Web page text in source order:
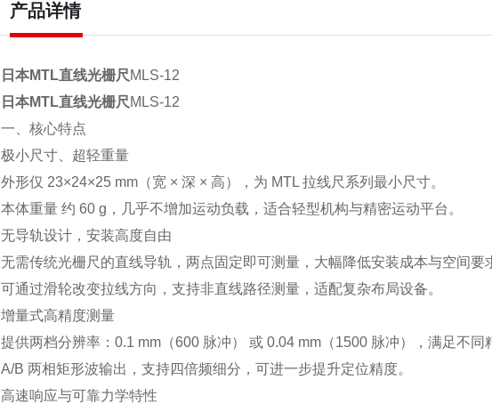
产品详情
日本MTL直线光栅尺 MLS-12
日本MTL直线光栅尺 MLS-12
一、核心特点
极小尺寸、超轻重量
外形仅 23×24×25 mm（宽 × 深 × 高），为 MTL 拉线尺系列最小尺寸。
本体重量 约 60 g，几乎不增加运动负载，适合轻型机构与精密运动平台。
无导轨设计，安装高度自由
无需传统光栅尺的直线导轨，两点固定即可测量，大幅降低安装成本与空间要
可通过滑轮改变拉线方向，支持非直线路径测量，适配复杂布局设备。
增量式高精度测量
提供两档分辨率：0.1 mm（600 脉冲） 或 0.04 mm（1500 脉冲），满足不同
A/B 两相矩形波输出，支持四倍频细分，可进一步提升定位精度。
高速响应与可靠力学特性